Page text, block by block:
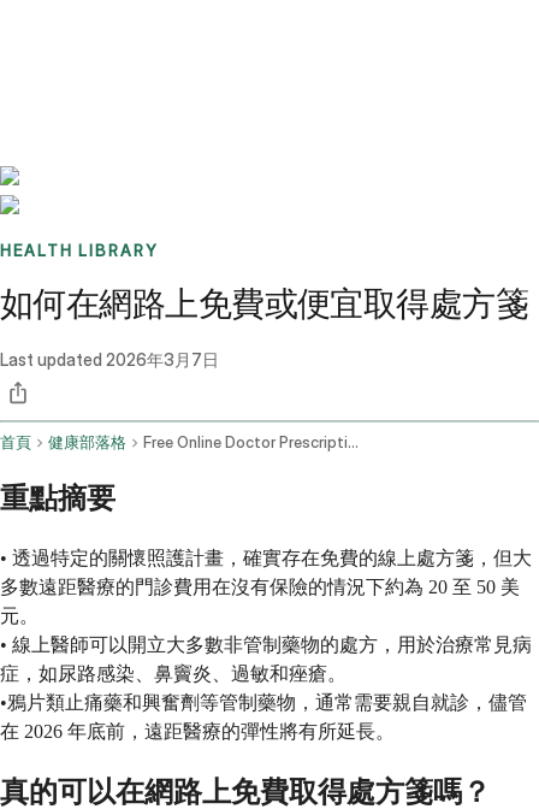
HEALTH LIBRARY
如何在網路上免費或便宜取得處方箋
Last updated 2026年3月7日
首頁 健康部落格 Free Online Doctor Prescription
重點摘要
• 透過特定的關懷照護計畫，確實存在免費的線上處方箋，但大
多數遠距醫療的門診費用在沒有保險的情況下約為 20 至 50 美
元。
• 線上醫師可以開立大多數非管制藥物的處方，用於治療常見病
症，如尿路感染、鼻竇炎、過敏和痤瘡。
•鴉片類止痛藥和興奮劑等管制藥物，通常需要親自就診，儘管
在 2026 年底前，遠距醫療的彈性將有所延長。
真的可以在網路上免費取得處方箋嗎？